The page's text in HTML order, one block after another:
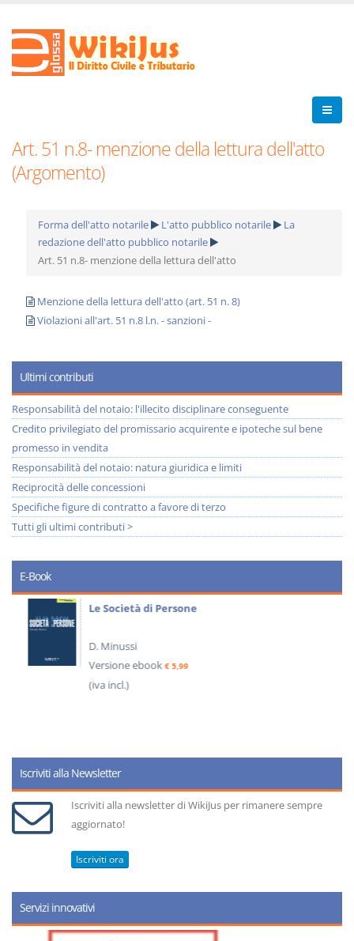
Art. 51 n.8- menzione della lettura dell'atto
(Argomento)
Forma dell'atto notarile L'atto pubblico notarile
La
redazione dell'atto pubblico notarile
Art. 51 n.8- menzione della lettura dell'atto
Menzione della lettura dell'atto (art. 51 n. 8)
Violazioni all'art. 51 n.8 l.n. - sanzioni -
Ultimi contributi
Responsabilità del notaio: l'illecito disciplinare conseguente
Credito privilegiato del promissario acquirente e ipoteche sul bene
promesso in vendita
Responsabilità del notaio: natura giuridica e limiti
Reciprocità delle concessioni
Specifiche figure di contratto a favore di terzo
Tutti gli ultimi contributi >
E-Book
Le Società di Persone
D. Minussi
Versione ebook€ 5,99
(iva incl.)
Iscriviti alla Newsletter
Iscriviti alla newsletter di WikiJus per rimanere sempre
aggiornato!
Iscriviti ora
Servizi innovativi